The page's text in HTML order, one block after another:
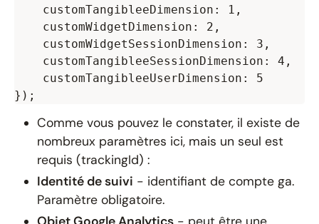
    customTangibleeDimension: 1,
    customWidgetDimension: 2,
    customWidgetSessionDimension: 3,
    customTangibleeSessionDimension: 4,
    customTangibleeUserDimension: 5
Comme vous pouvez le constater, il existe de
nombreux paramètres ici, mais un seul est
requis (trackingId) :
Identité de suivi - identifiant de compte ga.
Paramètre obligatoire.